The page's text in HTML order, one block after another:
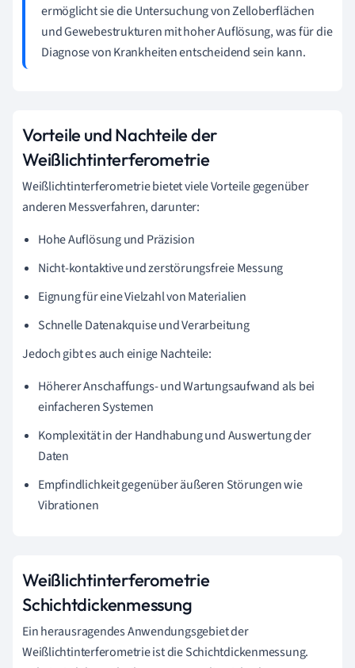
ermöglicht sie die Untersuchung von Zelloberflächen
und Gewebestrukturen mit hoher Auflösung, was für die
Diagnose von Krankheiten entscheidend sein kann.
Vorteile und Nachteile der
Weißlichtinterferometrie
Weißlichtinterferometrie bietet viele Vorteile gegenüber
anderen Messverfahren, darunter:
Hohe Auflösung und Präzision
Nicht-kontaktive und zerstörungsfreie Messung
Eignung für eine Vielzahl von Materialien
Schnelle Datenakquise und Verarbeitung
Jedoch gibt es auch einige Nachteile:
Höherer Anschaffungs- und Wartungsaufwand als bei
einfacheren Systemen
Komplexität in der Handhabung und Auswertung der
Daten
Empfindlichkeit gegenüber äußeren Störungen wie
Vibrationen
Weißlichtinterferometrie
Schichtdickenmessung
Ein herausragendes Anwendungsgebiet der
Weißlichtinterferometrie ist die Schichtdickenmessung.